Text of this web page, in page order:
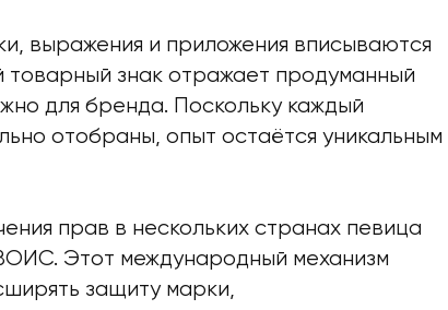
выражения и приложения вписываются
знак отражает продуманный
для бренда. Поскольку каждый
отобраны, опыт остаётся уникальным
прав в нескольких странах певица
Этот международный механизм
защиту марки,